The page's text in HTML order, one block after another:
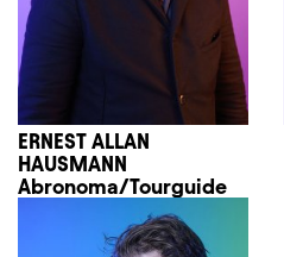
ERNEST ALLAN
HAUSMANN
Abronoma/Tourguide